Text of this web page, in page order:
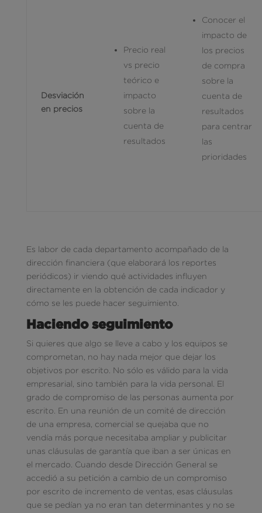
Desviación
en precios
Precio real
vs precio
teórico e
impacto
sobre la
cuenta de
resultados
Conocer el
impacto de
los precios
de compra
sobre la
cuenta de
resultados
para centrar
las
prioridades
Es labor de cada departamento acompañado de la
dirección financiera (que elaborará los reportes
periódicos) ir viendo qué actividades influyen
directamente en la obtención de cada indicador y
cómo se les puede hacer seguimiento.
Haciendo seguimiento
Si quieres que algo se lleve a cabo y los equipos se
comprometan, no hay nada mejor que dejar los
objetivos por escrito. No sólo es válido para la vida
empresarial, sino también para la vida personal. El
grado de compromiso de las personas aumenta por
escrito. En una reunión de un comité de dirección
de una empresa, comercial se quejaba que no
vendía más porque necesitaba ampliar y publicitar
unas cláusulas de garantía que iban a ser únicas en
el mercado. Cuando desde Dirección General se
accedió a su petición a cambio de un compromiso
por escrito de incremento de ventas, esas cláusulas
que se pedían ya no eran tan determinantes y no se